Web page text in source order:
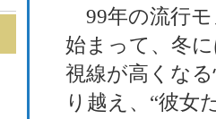
99年の流行モ
始まって、冬
視線が高くな
り越え、“彼女